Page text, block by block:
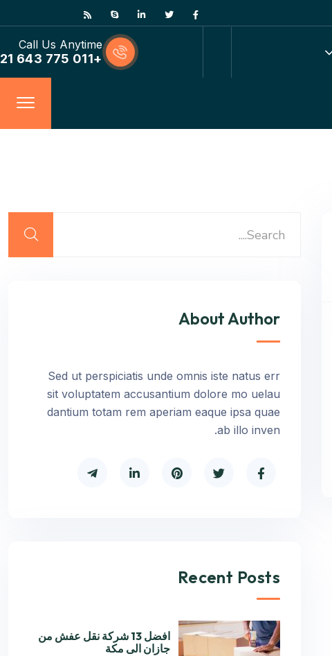
Call Us Anytime
+011 775 643 21
About Author
Sed ut perspiciatis unde omnis iste natus err
sit voluptatem accusantium dolore mo uelau
dantium totam rem aperiam eaque ipsa quae
ab illo inven.
Recent Posts
افضل 13 شركة نقل عفش من
جازان الى مكة